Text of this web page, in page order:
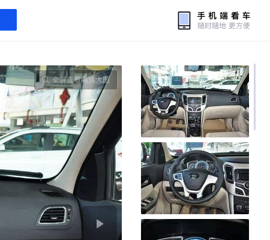
全屏查看高清大图